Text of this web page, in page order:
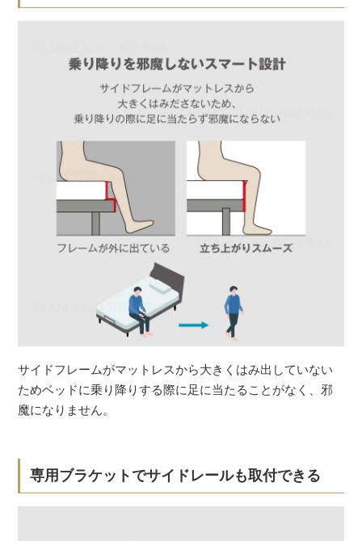
サイドフレームがマットレスから大きくはみ出していない
ためベッドに乗り降りする際に足に当たることがなく、邪
魔になりません。
専用ブラケットでサイドレールも取付できる